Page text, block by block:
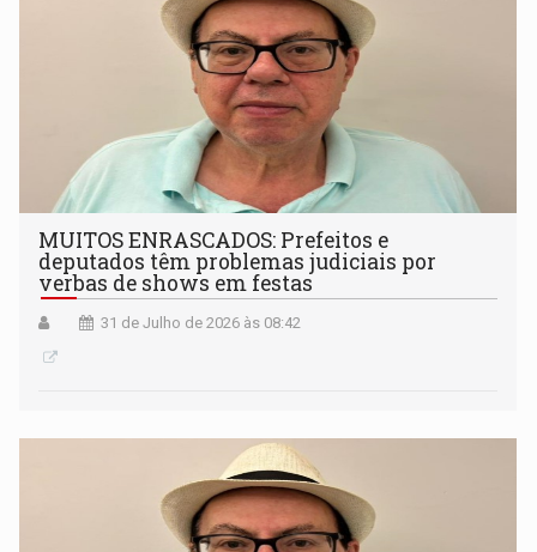
MUITOS ENRASCADOS: Prefeitos e
deputados têm problemas judiciais por
verbas de shows em festas
31 de Julho de 2026 às 08:42